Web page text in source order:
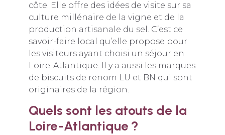
côte. Elle offre des idées de visite sur sa
culture millénaire de la vigne et de la
production artisanale du sel. C’est ce
savoir-faire local qu’elle propose pour
les visiteurs ayant choisi un séjour en
Loire-Atlantique. Il y a aussi les marques
de biscuits de renom LU et BN qui sont
originaires de la région.
Quels sont les atouts de la
Loire-Atlantique ?